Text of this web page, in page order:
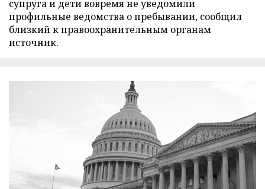
супруга и дети вовремя не уведомили
профильные ведомства о пребывании, сообщил
близкий к правоохранительным органам
источник.